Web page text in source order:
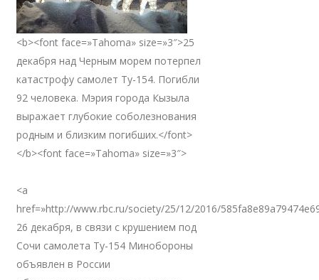
<b><font face=»Tahoma» size=»3″>25
декабря над Черным морем потерпел
катастрофу самолет Ту-154. Погибли
92 человека. Мэрия города Кызыла
выражает глубокие соболезнования
родным и близким погибших.</font>
</b><font face=»Tahoma» size=»3″>
<a
href=»http://www.rbc.ru/society/25/12/2016/
26 декабря, в связи с крушением под
Сочи самолета Ту-154 Минобороны
объявлен в России